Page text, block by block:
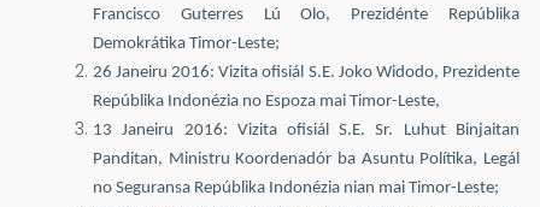
Francisco Guterres Lú Olo, Prezidénte Repúblika
Demokrátika Timor-Leste;
26 Janeiru 2016: Vizita ofisiál S.E. Joko Widodo, Prezidente
Repúblika Indonézia no Espoza mai Timor-Leste,
13 Janeiru 2016: Vizita ofisiál S.E. Sr. Luhut Binjaitan
Panditan, Ministru Koordenadór ba Asuntu Polítika, Legál
no Seguransa Repúblika Indonézia nian mai Timor-Leste;